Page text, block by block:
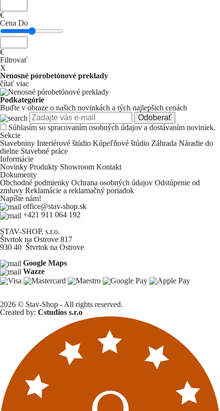
€
Cena Do
€
Filtrovať
X
Nenosné pórobetónové preklady
čítať viac
Podkategórie
Buďte v obraze o našich novinkách a tých najlepšich cenách
Odoberať
Súhlasím so spracovaním osobných údajov a dostávaním noviniek.
Sekcie
Stavebniny Interiérové štúdio Kúpeľňové štúdio Záhrada Náradie do
dielne Stavebné práce
Informácie
Novinky Produkty Showroom Kontakt
Dokumenty
Obchodné podmienky Ochrana osobných údajov Odstúpenie od
zmluvy Reklamácie a reklamačný poriadok
Napíšte nám!
office@stav-shop.sk
+421 911 064 192
STAV-SHOP, s.r.o.
Štvrtok na Ostrove 817
930 40 Štvrtok na Ostrove
Google Maps
Wazze
2026 © Stav-Shop - All rights reserved.
Created by: Cstudios s.r.o